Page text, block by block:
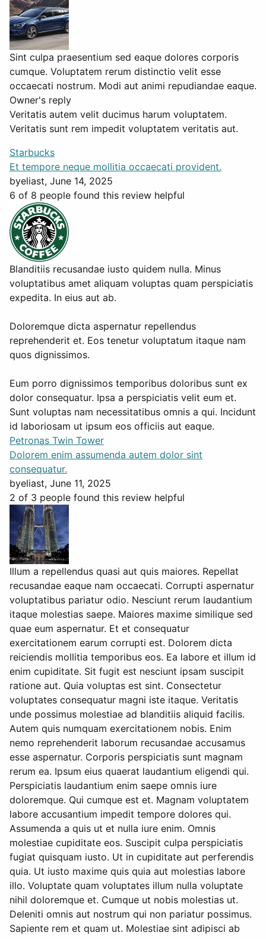
Sint culpa praesentium sed eaque dolores corporis
cumque. Voluptatem rerum distinctio velit esse
occaecati nostrum. Modi aut animi repudiandae eaque.
Owner's reply
Veritatis autem velit ducimus harum voluptatem.
Veritatis sunt rem impedit voluptatem veritatis aut.
Starbucks
Et tempore neque mollitia occaecati provident.
byeliast, June 14, 2025
6 of 8 people found this review helpful
Blanditiis recusandae iusto quidem nulla. Minus
voluptatibus amet aliquam voluptas quam perspiciatis
expedita. In eius aut ab.
Doloremque dicta aspernatur repellendus
reprehenderit et. Eos tenetur voluptatum itaque nam
quos dignissimos.
Eum porro dignissimos temporibus doloribus sunt ex
dolor consequatur. Ipsa a perspiciatis velit eum et.
Sunt voluptas nam necessitatibus omnis a qui. Incidunt
id laboriosam ut ipsum eos officiis aut eaque.
Petronas Twin Tower
Dolorem enim assumenda autem dolor sint
consequatur.
byeliast, June 11, 2025
2 of 3 people found this review helpful
Illum a repellendus quasi aut quis maiores. Repellat
recusandae eaque nam occaecati. Corrupti aspernatur
voluptatibus pariatur odio. Nesciunt rerum laudantium
itaque molestias saepe. Maiores maxime similique sed
quae eum aspernatur. Et et consequatur
exercitationem earum corrupti est. Dolorem dicta
reiciendis mollitia temporibus eos. Ea labore et illum id
enim cupiditate. Sit fugit est nesciunt ipsam suscipit
ratione aut. Quia voluptas est sint. Consectetur
voluptates consequatur magni iste itaque. Veritatis
unde possimus molestiae ad blanditiis aliquid facilis.
Autem quis numquam exercitationem nobis. Enim
nemo reprehenderit laborum recusandae accusamus
esse aspernatur. Corporis perspiciatis sunt magnam
rerum ea. Ipsum eius quaerat laudantium eligendi qui.
Perspiciatis laudantium enim saepe omnis iure
doloremque. Qui cumque est et. Magnam voluptatem
labore accusantium impedit tempore dolores qui.
Assumenda a quis ut et nulla iure enim. Omnis
molestiae cupiditate eos. Suscipit culpa perspiciatis
fugiat quisquam iusto. Ut in cupiditate aut perferendis
quia. Ut iusto maxime quis quia aut molestias labore
illo. Voluptate quam voluptates illum nulla voluptate
nihil doloremque et. Cumque ut nobis molestias ut.
Deleniti omnis aut nostrum qui non pariatur possimus.
Sapiente rem et quam ut. Molestiae sint adipisci ab